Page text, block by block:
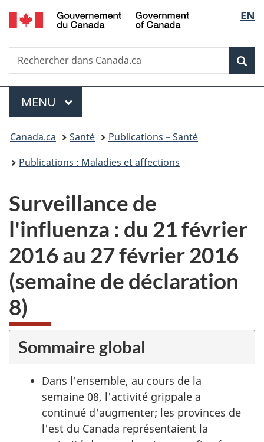
Passer
au
principal
Passer
à
Au
du
Passer
à
version
simplifiée
de
la
EN
Recherche
Rechercher
dans
Menu
MENU PRINCIPAL
Vous
êtes
Canada.ca Santé
Publications – Santé
Publications : Maladies et affections
Surveillance de
l'influenza : du 21 février
2016 au 27 février 2016
(semaine de déclaration
8)
Sommaire global
Dans l'ensemble, au cours de la
semaine 08, l'activité grippale a
continué d'augmenter; les provinces de
l'est du Canada représentaient la